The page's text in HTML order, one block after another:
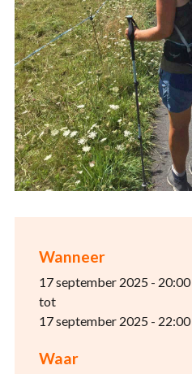
Wanneer
17 september 2025 - 20:00
tot
17 september 2025 - 22:00
Waar